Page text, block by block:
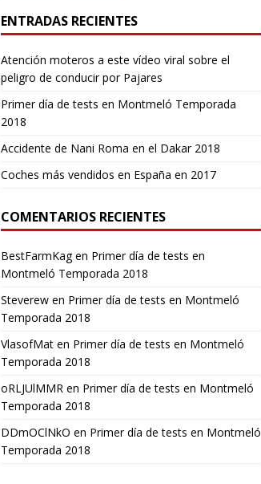
ENTRADAS RECIENTES
Atención moteros a este vídeo viral sobre el
peligro de conducir por Pajares
Primer día de tests en Montmeló Temporada
2018
Accidente de Nani Roma en el Dakar 2018
Coches más vendidos en España en 2017
COMENTARIOS RECIENTES
BestFarmKagen Primer día de tests en
Montmeló Temporada 2018
Steverewen Primer día de tests en Montmeló
Temporada 2018
VlasofMaten Primer día de tests en Montmeló
Temporada 2018
oRLJUlMMRen Primer día de tests en Montmeló
Temporada 2018
DDmOClNkO en Primer día de tests en Montmeló
Temporada 2018